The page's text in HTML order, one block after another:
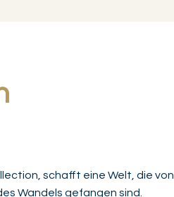
schafft eine Welt, die von
Wandels gefangen sind.